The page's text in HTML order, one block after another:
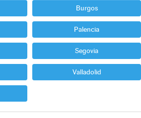
Burgos
Palencia
Segovia
Valladolid